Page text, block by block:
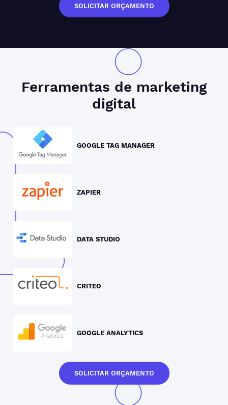
SOLICITAR ORÇAMENTO
Ferramentas de marketing
digital
GOOGLE TAG MANAGER
ZAPIER
DATA STUDIO
CRITEO
GOOGLE ANALYTICS
SOLICITAR ORÇAMENTO